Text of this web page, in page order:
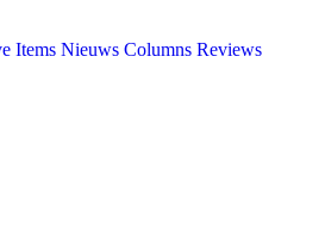
Items Nieuws Columns Reviews